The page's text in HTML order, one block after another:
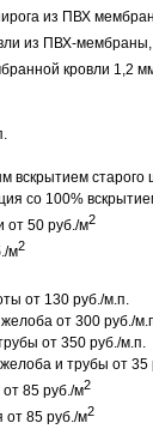
из ПВХ
из ПВХ-
кровли 1,2
вскрытием старого
со 100%
от 50 руб./м2
м2
от 130 руб./м.п.
от 300 руб./
от 350 руб./м.п.
и трубы от 35
85 руб./м2
от 85 руб./м2